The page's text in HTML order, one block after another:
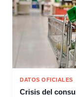
DATOS OFICIALES
Crisis del